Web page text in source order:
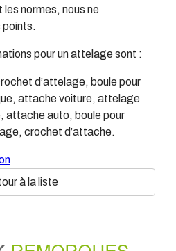
normes, nous ne
points.
pour un attelage sont :
d’attelage, boule pour
attache voiture, attelage
attache auto, boule pour
crochet d’attache.
à la liste